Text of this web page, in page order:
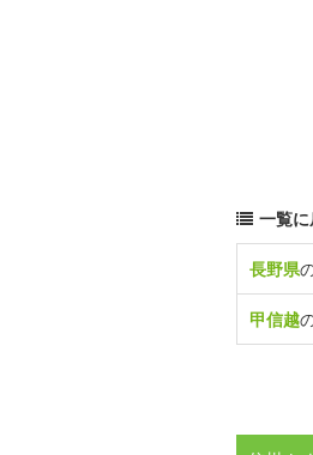
一覧に
長野県
甲信越